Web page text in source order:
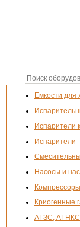
Емкости
Испарители
Испарители
Насосы и
Компрессоры
Криогенные
АГЗС,